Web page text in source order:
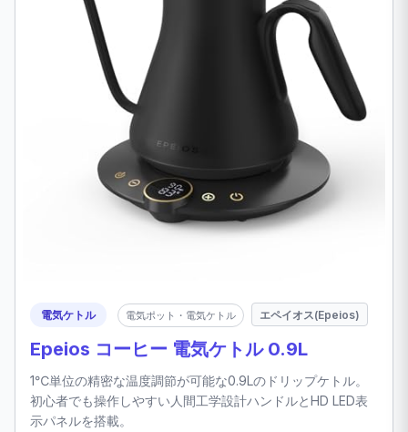
電気ケトル 電気ポット・電気ケトル エペイオス(Epeios)
Epeios コーヒー 電気ケトル 0.9L
1℃単位の精密な温度調節が可能な0.9Lのドリップケトル。
初心者でも操作しやすい人間工学設計ハンドルとHD LED表
示パネルを搭載。